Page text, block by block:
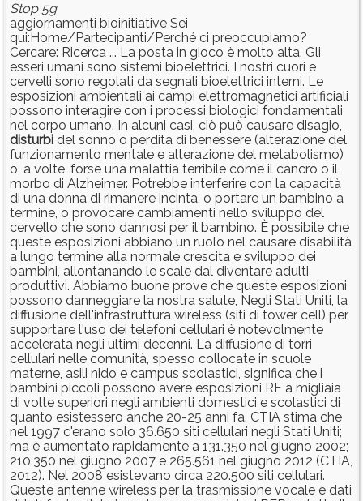
Stop 5g
aggiornamenti bioinitiative Sei
qui:Home/Partecipanti/Perché ci preoccupiamo?
Cercare: Ricerca ... La posta in gioco è molto alta. Gli
esseri umani sono sistemi bioelettrici. I nostri cuori e
cervelli sono regolati da segnali bioelettrici interni. Le
esposizioni ambientali ai campi elettromagnetici artificiali
possono interagire con i processi biologici fondamentali
nel corpo umano. In alcuni casi, ciò può causare disagio,
disturbi del sonno o perdita di benessere (alterazione del
funzionamento mentale e alterazione del metabolismo)
o, a volte, forse una malattia terribile come il cancro o il
morbo di Alzheimer. Potrebbe interferire con la capacità
di una donna di rimanere incinta, o portare un bambino a
termine, o provocare cambiamenti nello sviluppo del
cervello che sono dannosi per il bambino. È possibile che
queste esposizioni abbiano un ruolo nel causare disabilità
a lungo termine alla normale crescita e sviluppo dei
bambini, allontanando le scale dal diventare adulti
produttivi. Abbiamo buone prove che queste esposizioni
possono danneggiare la nostra salute, Negli Stati Uniti, la
diffusione dell'infrastruttura wireless (siti di tower cell) per
supportare l'uso dei telefoni cellulari è notevolmente
accelerata negli ultimi decenni. La diffusione di torri
cellulari nelle comunità, spesso collocate in scuole
materne, asili nido e campus scolastici, significa che i
bambini piccoli possono avere esposizioni RF a migliaia
di volte superiori negli ambienti domestici e scolastici di
quanto esistessero anche 20-25 anni fa. CTIA stima che
nel 1997 c'erano solo 36.650 siti cellulari negli Stati Uniti;
ma è aumentato rapidamente a 131.350 nel giugno 2002;
210.350 nel giugno 2007 e 265.561 nel giugno 2012 (CTIA,
2012). Nel 2008 esistevano circa 220.500 siti cellulari.
Queste antenne wireless per la trasmissione vocale e dati